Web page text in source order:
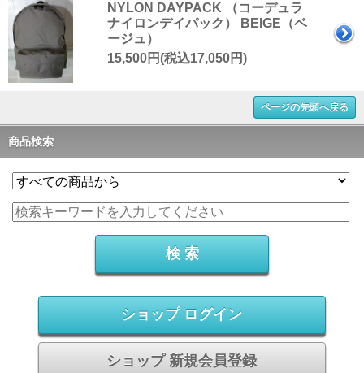
NYLON DAYPACK （コーデュラ
ナイロンデイパック） BEIGE（ベ
ージュ）
15,500円(税込17,050円)
ページの先頭へ戻る
商品検索
ショップ ログイン
ショップ 新規会員登録